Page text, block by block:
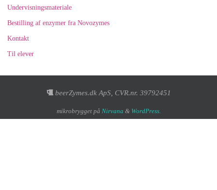
Undervisningsmateriale
Bestilling af enzymer fra Novozymes
Kontakt
Til elever
beerZymes.dk ApS, CVR.nr. 39792451
mikrobrygget på Nirvana & WordPress.